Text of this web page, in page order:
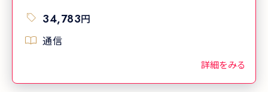
備に活用できます。模試は自宅受験なの
で自分のタイミングで受けられます。
●お申込受付期間 2026年8月19日
年7月中旬～9月1日（火）（9/1提出締
34,783円
通信
詳細をみる